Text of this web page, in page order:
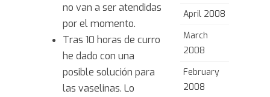
no van a ser atendidas
por el momento.
Tras 10 horas de curro
he dado con una
posible solución para
las vaselinas. Lo
April 2008
March
2008
February
2008